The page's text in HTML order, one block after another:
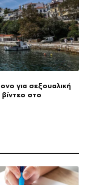
για σεξουαλική
βίντεο στο